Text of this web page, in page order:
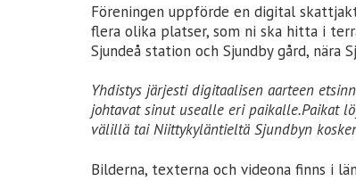
Föreningen uppförde en digital
flera olika platser, som ni ska hitta i
Sjundeå station och Sjundby gård, nära
Yhdistys järjesti digitaalisen aarteen
johtavat sinut usealle eri paikalle.Paikat
välillä tai Niittykyläntieltä Sjundbyn
Bilderna, texterna och videona finns i